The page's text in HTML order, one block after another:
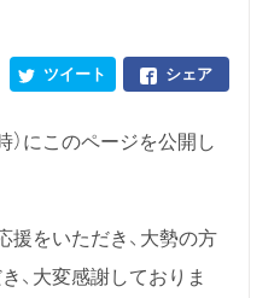
シェア
ツイート
）にこのページを公開し
をいただき、大勢の方
、大変感謝しておりま